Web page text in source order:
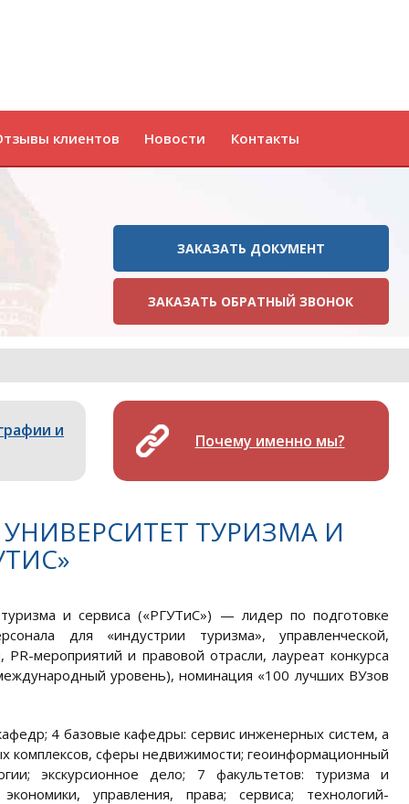
клиентов Новости Контакты
ЗАКАЗАТЬ ДОКУМЕНТ
ЗАКАЗАТЬ ОБРАТНЫЙ ЗВОНОК
и
Почему именно мы?
ТУРИЗМА И
туризма и сервиса («РГУТиС») — лидер по подготовке
для «индустрии туризма», управленческой,
мероприятий и правовой отрасли, лауреат конкурса
уровень), номинация «100 лучших ВУзов
4 базовые кафедры: сервис инженерных систем, а
комплексов, сферы недвижимости; геоинформационный
экскурсионное дело; 7 факультетов: туризма и
управления, права; сервиса; технологий-